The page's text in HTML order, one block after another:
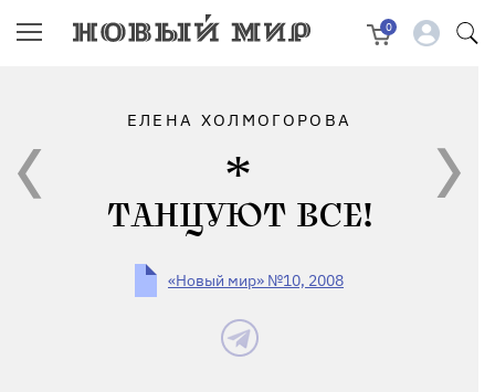
0
ЕЛЕНА ХОЛМОГОРОВА
ТАНЦУЮТ ВСЕ!
«Новый мир» №10, 2008